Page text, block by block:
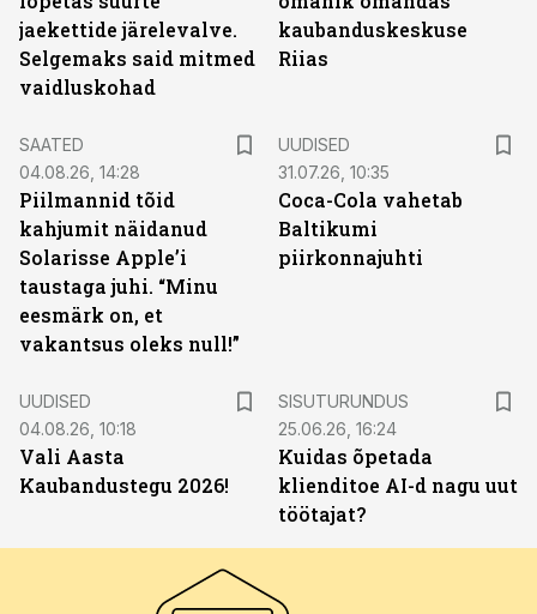
jaekettide järelevalve.
Selgemaks said mitmed
vaidluskohad
kaubanduskeskuse
Riias
SAATED
04.08.26, 14:28
Piilmannid tõid
kahjumit näidanud
Solarisse Apple’i
taustaga juhi. “Minu
eesmärk on, et
vakantsus oleks null!”
UUDISED
31.07.26, 10:35
Coca-Cola vahetab
Baltikumi
piirkonnajuhti
UUDISED
04.08.26, 10:18
Vali Aasta
Kaubandustegu 2026!
SISUTURUNDUS
25.06.26, 16:24
Kuidas õpetada
klienditoe AI-d nagu uut
töötajat?